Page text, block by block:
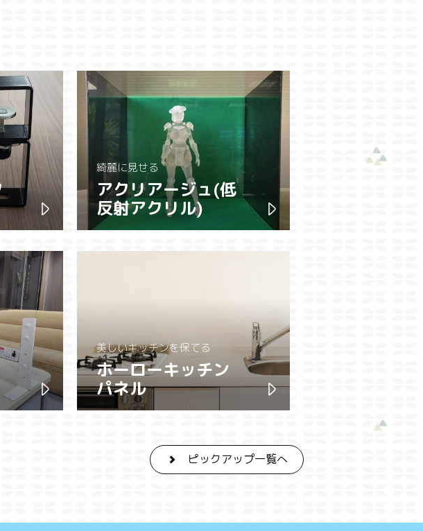
綺麗に見せる
アクリアージュ(低
反射アクリル)
美しいキッチンを保てる
ホーローキッチン
パネル
ピックアップ一覧へ